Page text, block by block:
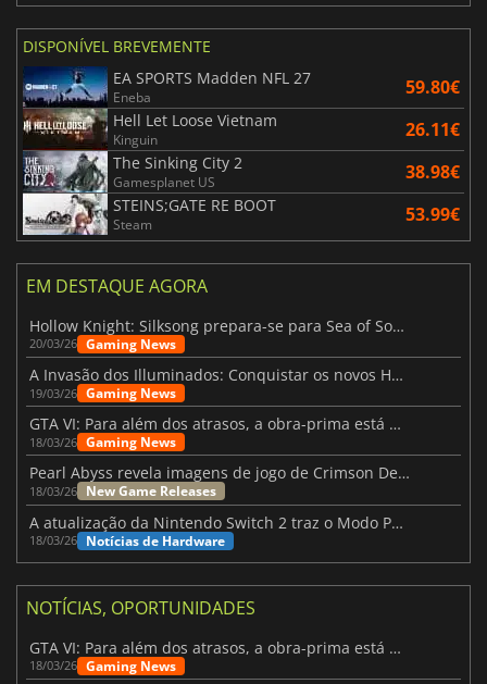
DISPONÍVEL BREVEMENTE
EA SPORTS Madden NFL 27
Eneba 59.80€
Hell Let Loose Vietnam
Kinguin 26.11€
The Sinking City 2
Gamesplanet US 38.98€
STEINS;GATE RE BOOT
Steam 53.99€
EM DESTAQUE AGORA
Hollow Knight: Silksong prepara-se para Sea of Sorrow com um patch
20/03/26 Gaming News
A Invasão dos Illuminados: Conquistar os novos Helldivers 2 Atualização!
19/03/26 Gaming News
GTA VI: Para além dos atrasos, a obra-prima está quase a chegar
18/03/26 Gaming News
Pearl Abyss revela imagens de jogo de Crimson Desert para a PS5
18/03/26 New Game Releases
A atualização da Nintendo Switch 2 traz o Modo Portátil aos jogos mais antigos da Switch
18/03/26 Notícias de Hardware
NOTÍCIAS, OPORTUNIDADES
GTA VI: Para além dos atrasos, a obra-prima está quase a chegar
18/03/26 Gaming News